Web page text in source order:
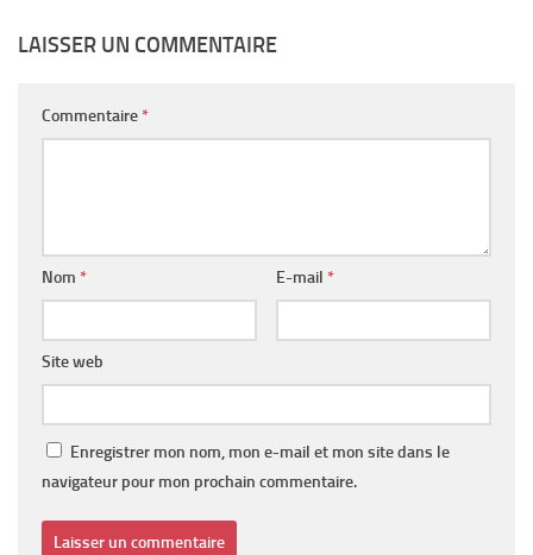
LAISSER UN COMMENTAIRE
Commentaire *
Nom * E-mail *
Site web
Enregistrer mon nom, mon e-mail et mon site dans le
navigateur pour mon prochain commentaire.